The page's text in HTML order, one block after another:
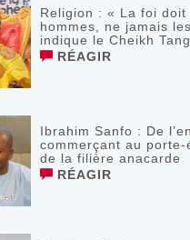
Religion : « La foi doit
hommes, ne jamais
indique le Cheikh
RÉAGIR
Ibrahim Sanfo : De
commerçant au
de la filière anacarde
RÉAGIR